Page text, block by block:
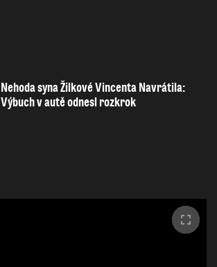
Nehoda syna Žilkové Vincenta Navrátila:
Výbuch v autě odnesl rozkrok